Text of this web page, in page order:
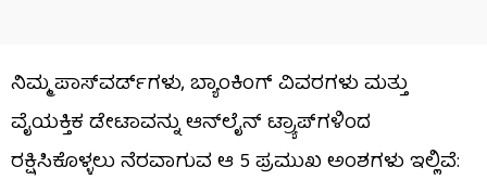
ನಿಮ್ಮ ಪಾಸ್‌ವರ್ಡ್‌ಗಳು, ಬ್ಯಾಂಕಿಂಗ್ ವಿವರಗಳು ಮತ್ತು
ವೈಯಕ್ತಿಕ ಡೇಟಾವನ್ನು ಆನ್‌ಲೈನ್ ಟ್ರ್ಯಾಪ್‌ಗಳಿಂದ
ರಕ್ಷಿಸಿಕೊಳ್ಳಲು ನೆರವಾಗುವ ಆ 5 ಪ್ರಮುಖ ಅಂಶಗಳು ಇಲ್ಲಿವೆ: